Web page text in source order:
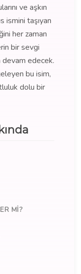
ve aşkın
ismini taşıyan
her zaman
bir sevgi
devam edecek.
bu isim,
dolu bir
MI?